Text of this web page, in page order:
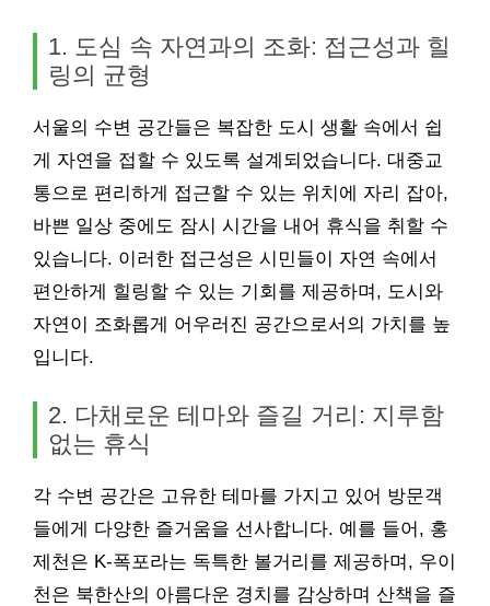
1. 도심 속 자연과의 조화: 접근성과 힐
링의 균형
서울의 수변 공간들은 복잡한 도시 생활 속에서 쉽
게 자연을 접할 수 있도록 설계되었습니다. 대중교
통으로 편리하게 접근할 수 있는 위치에 자리 잡아,
바쁜 일상 중에도 잠시 시간을 내어 휴식을 취할 수
있습니다. 이러한 접근성은 시민들이 자연 속에서
편안하게 힐링할 수 있는 기회를 제공하며, 도시와
자연이 조화롭게 어우러진 공간으로서의 가치를 높
입니다.
2. 다채로운 테마와 즐길 거리: 지루함
없는 휴식
각 수변 공간은 고유한 테마를 가지고 있어 방문객
들에게 다양한 즐거움을 선사합니다. 예를 들어, 홍
제천은 K-폭포라는 독특한 볼거리를 제공하며, 우이
천은 북한산의 아름다운 경치를 감상하며 산책을 즐